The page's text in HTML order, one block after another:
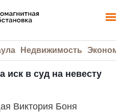
Недвижимость
иск в суд на невесту
Виктория Боня